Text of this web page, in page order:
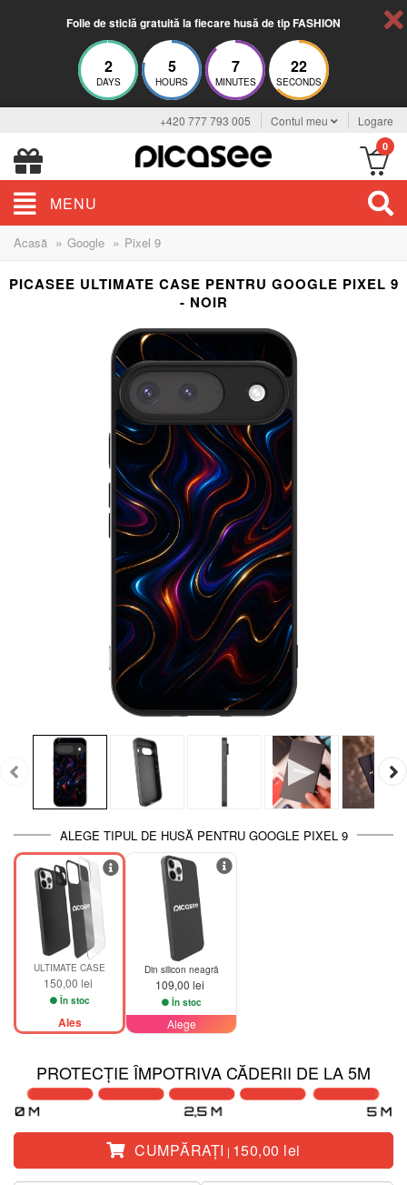
Folie de sticlă gratuită la fiecare husă de tip FASHION
2
DAYS
5
HOURS
7
MINUTES
21
SECONDS
+420 777 793 005 Contul meu Logare
0
MENU
Acasă » Google » Pixel 9
PICASEE ULTIMATE CASE PENTRU GOOGLE PIXEL 9
- NOIR
ALEGE TIPUL DE HUSĂ PENTRU GOOGLE PIXEL 9
ULTIMATE CASE
150,00 lei
În stoc
Ales
Din silicon neagră
109,00 lei
În stoc
Alege
PROTECȚIE ÎMPOTRIVA CĂDERII DE LA 5M
CUMPĂRAŢI | 150,00 lei